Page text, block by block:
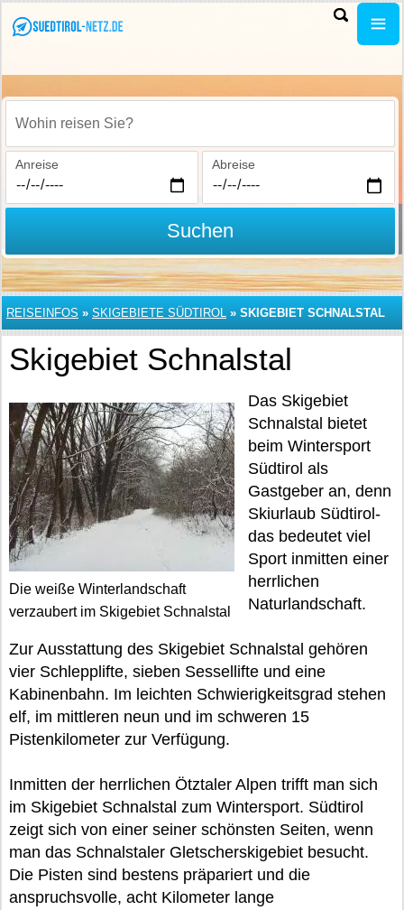
Wohin reisen Sie?
Anreise Abreise
Suchen
REISEINFOS » SKIGEBIETE SÜDTIROL » SKIGEBIET SCHNALSTAL
Skigebiet Schnalstal
Die weiße Winterlandschaft
verzaubert im Skigebiet Schnalstal
Das Skigebiet
Schnalstal bietet
beim Wintersport
Südtirol als
Gastgeber an, denn
Skiurlaub Südtirol-
das bedeutet viel
Sport inmitten einer
herrlichen
Naturlandschaft.
Zur Ausstattung des Skigebiet Schnalstal gehören
vier Schlepplifte, sieben Sessellifte und eine
Kabinenbahn. Im leichten Schwierigkeitsgrad stehen
elf, im mittleren neun und im schweren 15
Pistenkilometer zur Verfügung.
Inmitten der herrlichen Ötztaler Alpen trifft man sich
im Skigebiet Schnalstal zum Wintersport. Südtirol
zeigt sich von einer seiner schönsten Seiten, wenn
man das Schnalstaler Gletscherskigebiet besucht.
Die Pisten sind bestens präpariert und die
anspruchsvolle, acht Kilometer lange